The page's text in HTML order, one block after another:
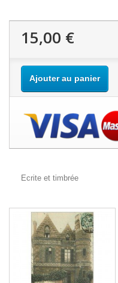
15,00 €
Ajouter au panier
Ecrite et timbrée